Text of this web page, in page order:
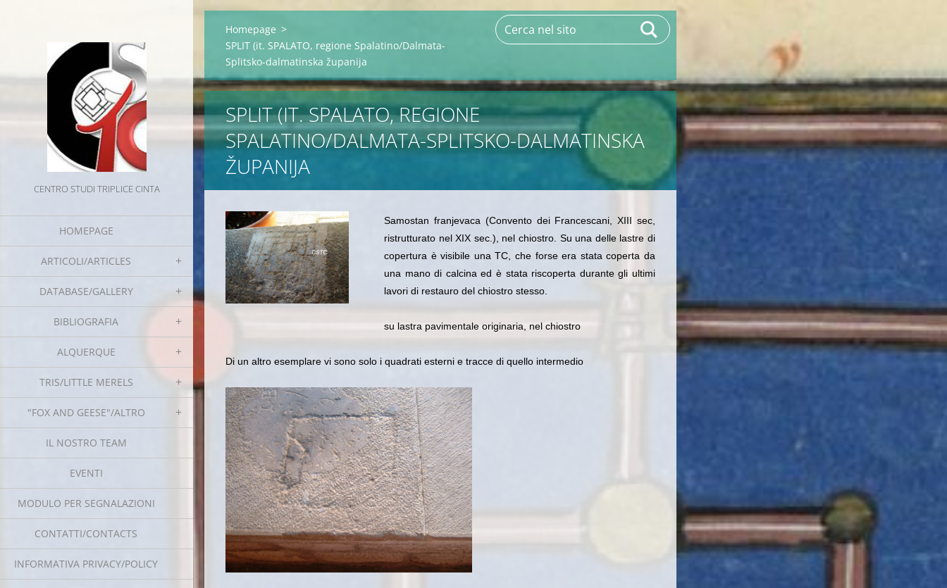
CENTRO STUDI TRIPLICE CINTA
HOMEPAGE
ARTICOLI/ARTICLES
DATABASE/GALLERY
BIBLIOGRAFIA
ALQUERQUE
TRIS/LITTLE MERELS
"FOX AND GEESE"/ALTRO
IL NOSTRO TEAM
EVENTI
MODULO PER SEGNALAZIONI
CONTATTI/CONTACTS
INFORMATIVA PRIVACY/POLICY
Homepage >
SPLIT (it. SPALATO, regione Spalatino/Dalmata-
Splitsko-dalmatinska županija
SPLIT (IT. SPALATO, REGIONE
SPALATINO/DALMATA-SPLITSKO-DALMATINSKA
ŽUPANIJA
Samostan franjevaca (Convento dei Francescani, XIII sec,
ristrutturato nel XIX sec.),
nel chiostro. Su una delle lastre di
copertura è visibile una TC, che forse era stata coperta da
una mano di calcina ed è stata riscoperta durante gli ultimi
lavori di restauro del chiostro stesso.
su lastra pavimentale originaria, nel chiostro
Di un altro esemplare vi sono solo i quadrati esterni e tracce di quello intermedio